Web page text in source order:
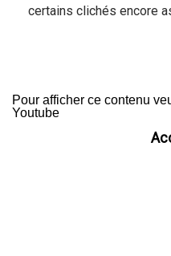
certains clichés encore
Pour afficher ce contenu
Youtube